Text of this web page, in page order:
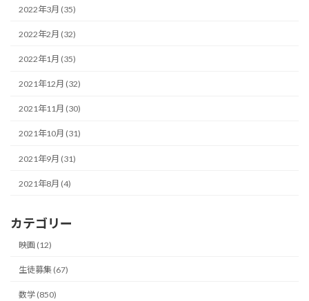
2022年3月 (35)
2022年2月 (32)
2022年1月 (35)
2021年12月 (32)
2021年11月 (30)
2021年10月 (31)
2021年9月 (31)
2021年8月 (4)
カテゴリー
映画 (12)
生徒募集 (67)
数学 (850)